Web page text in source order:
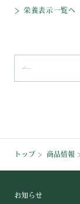
栄養表示一覧へ
トップ 商品情報
お知らせ